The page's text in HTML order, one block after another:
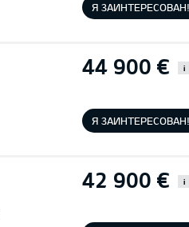
Я ЗАИНТЕРЕСОВАН!
44 900 € i
Я ЗАИНТЕРЕСОВАН!
42 900 € i